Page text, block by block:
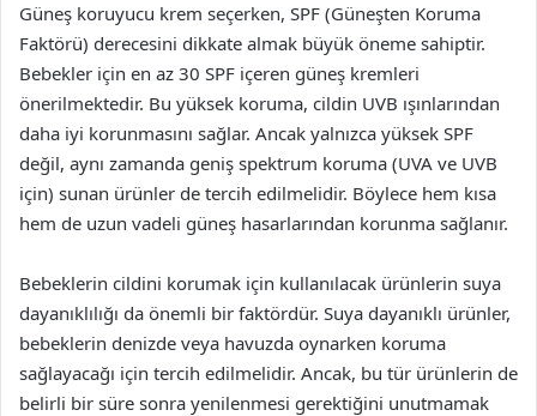
Güneş koruyucu krem seçerken, SPF (Güneşten Koruma
Faktörü) derecesini dikkate almak büyük öneme sahiptir.
Bebekler için en az 30 SPF içeren güneş kremleri
önerilmektedir. Bu yüksek koruma, cildin UVB ışınlarından
daha iyi korunmasını sağlar. Ancak yalnızca yüksek SPF
değil, aynı zamanda geniş spektrum koruma (UVA ve UVB
için) sunan ürünler de tercih edilmelidir. Böylece hem kısa
hem de uzun vadeli güneş hasarlarından korunma sağlanır.
Bebeklerin cildini korumak için kullanılacak ürünlerin suya
dayanıklılığı da önemli bir faktördür. Suya dayanıklı ürünler,
bebeklerin denizde veya havuzda oynarken koruma
sağlayacağı için tercih edilmelidir. Ancak, bu tür ürünlerin de
belirli bir süre sonra yenilenmesi gerektiğini unutmamak